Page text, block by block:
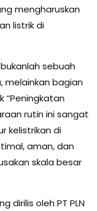
mengharuskan
listrik di
sebuah
melainkan bagian
“Peningkatan
rutin ini sangat
kelistrikan di
aman, dan
skala besar
dirilis oleh PT PLN